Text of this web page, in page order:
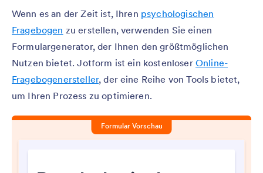
Wenn es an der Zeit ist, Ihren psychologischen
Fragebogen zu erstellen, verwenden Sie einen
Formulargenerator, der Ihnen den größtmöglichen
Nutzen bietet. Jotform ist ein kostenloser Online-
Fragebogenersteller, der eine Reihe von Tools bietet,
um Ihren Prozess zu optimieren.